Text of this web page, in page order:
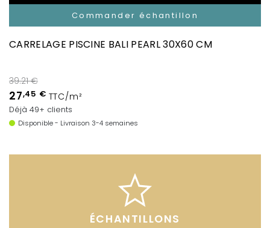
Commander échantillon
CARRELAGE PISCINE BALI PEARL 30X60 CM
39.21 €
27,45 € TTC/m²
Déjà 49+ clients
Disponible - Livraison 3-4 semaines
ÉCHANTILLONS